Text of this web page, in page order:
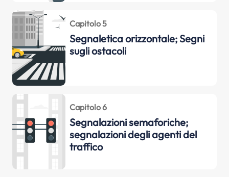
Capitolo 5
Segnaletica orizzontale; Segni
sugli ostacoli
Capitolo 6
Segnalazioni semaforiche;
segnalazioni degli agenti del
traffico